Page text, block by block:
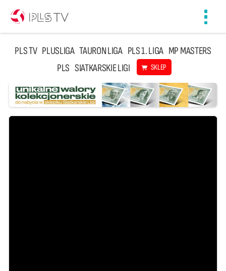
PLS TV PLUSLIGA TAURON LIGA PLS 1. LIGA MP MASTERS
PLS SIATKARSKIE LIGI SKLEP